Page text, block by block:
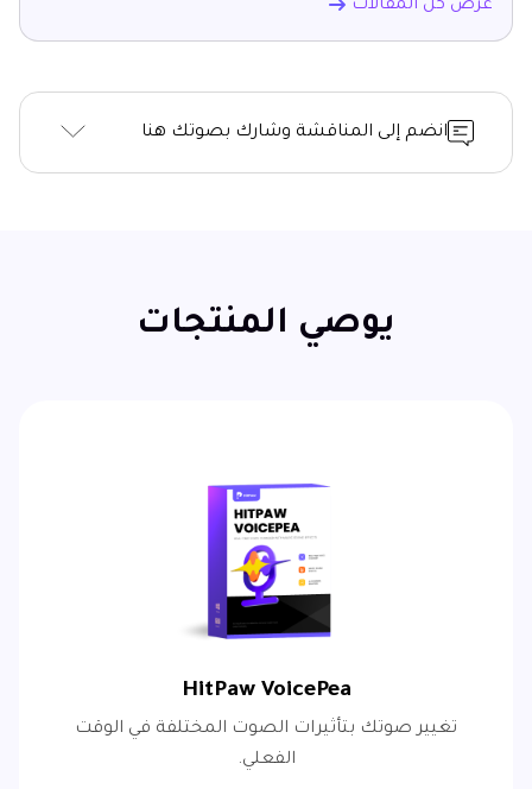
عرض كل المقالات
انضم إلى المناقشة وشارك بصوتك هنا
يوصي المنتجات
HitPaw VoicePea
تغيير صوتك بتأثيرات الصوت المختلفة في الوقت
الفعلي.